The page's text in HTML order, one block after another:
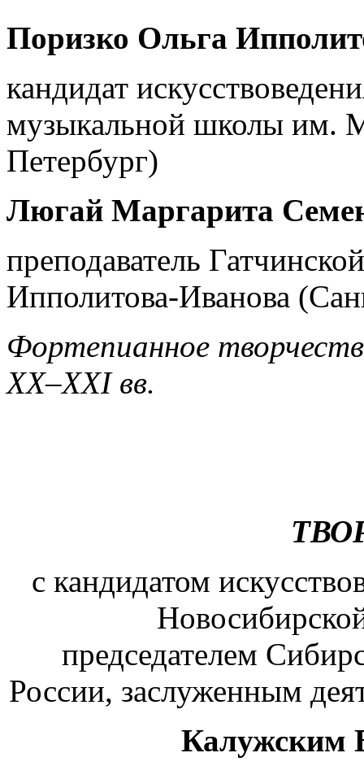
Поризко Ольга
кандидат
музыкальной школы им.
Петербург)
Люгай Маргарита
преподаватель
Ипполитова-Иванова
Фортепианное
XX–XXIвв.
с кандидатом
председателем
России, заслуженным
Калужским